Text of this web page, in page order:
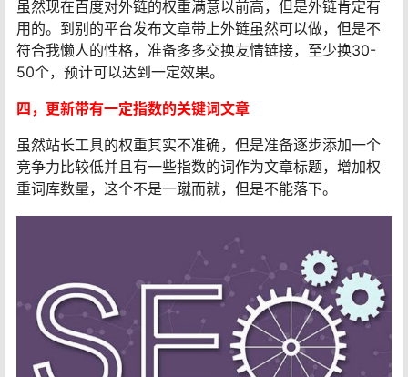
虽然现在百度对外链的权重满意以前高，但是外链肯定有
用的。到别的平台发布文章带上外链虽然可以做，但是不
符合我懒人的性格，准备多多交换友情链接，至少换30-
50个，预计可以达到一定效果。
四，更新带有一定指数的关键词文章
虽然站长工具的权重其实不准确，但是准备逐步添加一个
竞争力比较低并且有一些指数的词作为文章标题，增加权
重词库数量，这个不是一蹴而就，但是不能落下。